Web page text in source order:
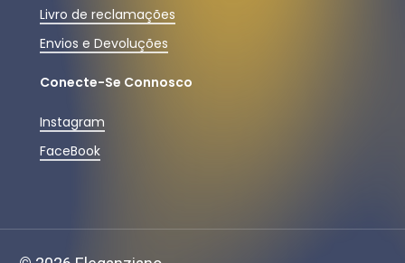
Livro de reclamações
Envios e Devoluções
Conecte-Se Connosco
Instagram
FaceBook